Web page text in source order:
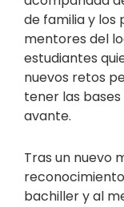
de familia y los
mentores del
estudiantes
nuevos retos
tener las
avante.
Tras un nuevo
bachiller y al